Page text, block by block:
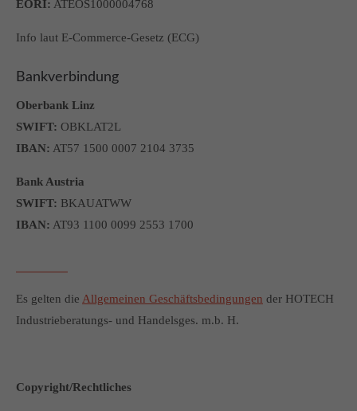
Aenean commodo ligula eget dolor. Aenean massa. Cum sociis
natoque penatibus et magnis dis parturient montes, nascetur
EORI: ATEOS1000004768
Info laut E-Commerce-Gesetz (ECG)
Bankverbindung
Oberbank Linz
SWIFT: OBKLAT2L
IBAN: AT57 1500 0007 2104 3735
Bank Austria
SWIFT: BKAUATWW
IBAN: AT93 1100 0099 2553 1700
Es gelten die Allgemeinen Geschäftsbedingungen der HOTECH
Industrieberatungs- und Handelsges. m.b. H.
Copyright/Rechtliches